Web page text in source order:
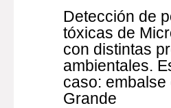
Detección de
tóxicas de
con distintas
ambientales.
caso: embalse
Grande